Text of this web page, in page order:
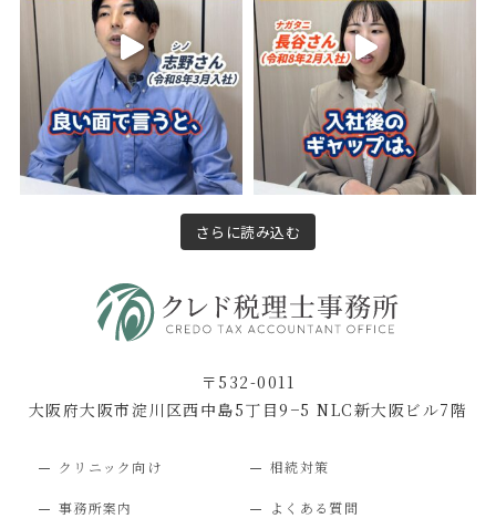
さらに読み込む
〒532-0011
大阪府大阪市淀川区西中島5丁目9−5 NLC新大阪ビル7階
クリニック向け 相続対策
事務所案内 よくある質問